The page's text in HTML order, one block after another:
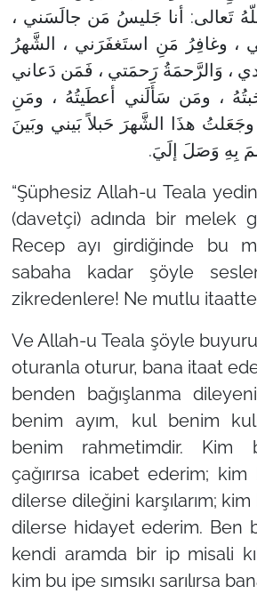
تَعالى: أنا جَليسُ مَن جالَسَني ،
، وغافِرُ مَنِ استَغفَرَني ، الشَّهرُ
، وَالرَّحمَةُ رَحمَتي ، فَمَن دَعاني
، ومَن سَأَلَني أعطَيتُهُ ، ومَنِ
هذَا الشَّهرَ حَبلاً بَيني وبَينَ
بِهِ وَصَلَ إلَيَ.
“Şüphesiz Allah-u Teala
(davetçi) adında bir melek
Recep ayı girdiğinde bu
sabaha kadar şöyle
zikredenlere! Ne mutlu
Ve Allah-u Teala şöyle
oturanla oturur, bana itaat
benden bağışlanma
benim ayım, kul benim
benim rahmetimdir.
çağırırsa icabet ederim;
dilerse dileğini karşılarım;
dilerse hidayet ederim. Ben
kendi aramda bir ip misali
kim bu ipe sımsıkı sarılırsa